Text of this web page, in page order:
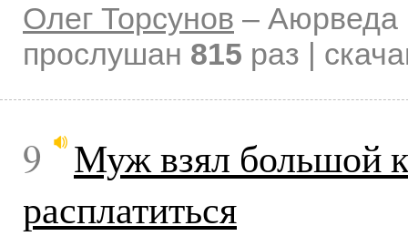
Олег Торсунов – Аюрведа
прослушан 815 раз |
9
Муж взял большой
расплатиться